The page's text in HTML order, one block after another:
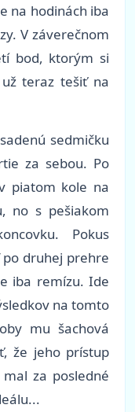
na hodinách iba
V záverečnom
bod, ktorým si
teraz tešiť na
sedmičku
za sebou. Po
piatom kole na
no s pešiakom
Pokus
druhej prehre
iba remízu. Ide
na tomto
mu šachová
že jeho prístup
za posledné